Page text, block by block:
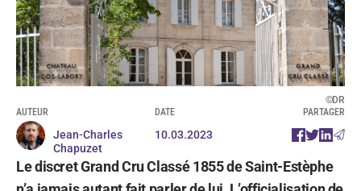
©DR
AUTEUR
Jean-Charles
Chapuzet
DATE
10.03.2023
PARTAGER
Le discret Grand Cru Classé 1855 de Saint-Estèphe